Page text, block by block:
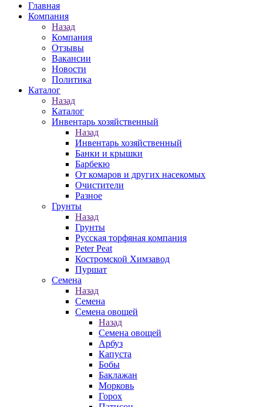
Главная
Компания
Назад
Компания
Отзывы
Вакансии
Новости
Политика
Каталог
Назад
Каталог
Инвентарь хозяйственный
Назад
Инвентарь хозяйственный
Банки и крышки
Барбекю
От комаров и других насекомых
Очистители
Разное
Грунты
Назад
Грунты
Русская торфяная компания
Peter Peat
Костромской Химзавод
Пуршат
Семена
Назад
Семена
Семена овощей
Назад
Семена овощей
Арбуз
Капуста
Бобы
Баклажан
Морковь
Горох